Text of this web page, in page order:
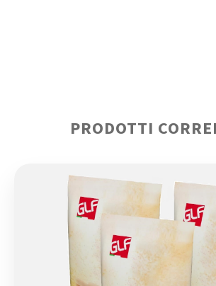
PRODOTTI